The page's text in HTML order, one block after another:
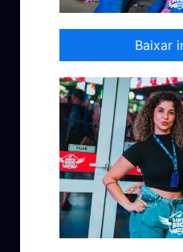
Baixar